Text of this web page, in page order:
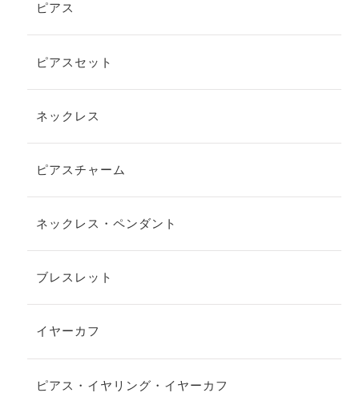
ピアス
ピアスセット
ネックレス
ピアスチャーム
ネックレス・ペンダント
ブレスレット
イヤーカフ
ピアス・イヤリング・イヤーカフ